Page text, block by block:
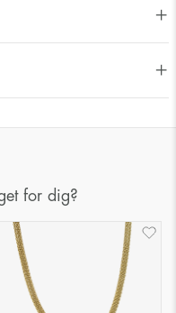
for dig?